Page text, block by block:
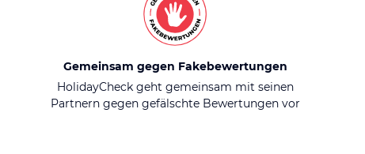
Gemeinsam gegen Fakebewertungen
HolidayCheck geht gemeinsam mit seinen
Partnern gegen gefälschte Bewertungen vor